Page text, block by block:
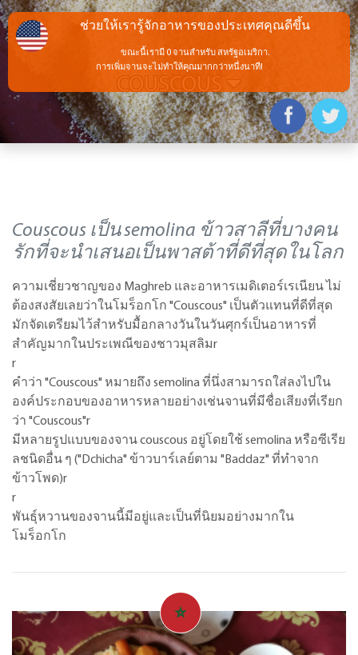
COUSCOUS
Couscous เป็น semolina ข้าวสาลีที่บางคน
รักที่จะนำเสนอเป็นพาสต้าที่ดีที่สุดในโลก
ความเชี่ยวชาญของ Maghreb และอาหารเมดิเตอร์เรเนียน ไม่
ต้องสงสัยเลยว่าในโมร็อกโก "Couscous" เป็นตัวแทนที่ดีที่สุด
มักจัดเตรียมไว้สำหรับมื้อกลางวันในวันศุกร์เป็นอาหารที่
สำคัญมากในประเพณีของชาวมุสลิมr
r
คำว่า "Couscous" หมายถึง semolina ที่นึ่งสามารถใส่ลงไปใน
องค์ประกอบของอาหารหลายอย่างเช่นจานที่มีชื่อเสียงที่เรียก
ว่า "Couscous"r
มีหลายรูปแบบของจาน couscous อยู่โดยใช้ semolina หรือซีเรีย
ลชนิดอื่น ๆ ("Dchicha" ข้าวบาร์เลย์ตาม "Baddaz" ที่ทำจาก
ข้าวโพด)r
r
พันธุ์หวานของจานนี้มีอยู่และเป็นที่นิยมอย่างมากใน
โมร็อกโก
ช่วยให้เรารู้จักอาหารของประเทศคุณดีขึ้น
ขณะนี้เรามี 0 จานสำหรับ สหรัฐอเมริกา.
การเพิ่มจานจะไม่ทำให้คุณมากกว่าหนึ่งนาที!